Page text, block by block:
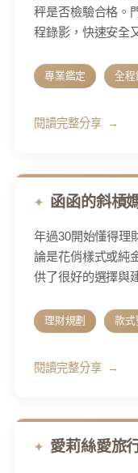
秤是否檢驗合格。
程錄影，快速安全
專業鑑定 全程
閱讀完整分享
函函的斜槓
年過30開始懂得理
論是花俏樣式或純
供了很好的選擇與
理財規劃 款式
閱讀完整分享
愛莉絲愛旅